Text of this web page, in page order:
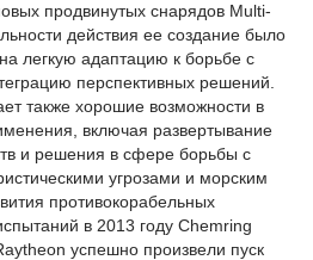
продвинутых снарядов Multi-
действия ее создание было
легкую адаптацию к борьбе с
перспективных решений.
также хорошие возможности в
включая развертывание
и решения в сфере борьбы с
угрозами и морским
противокорабельных
в 2013 году Chemring
успешно произвели пуск